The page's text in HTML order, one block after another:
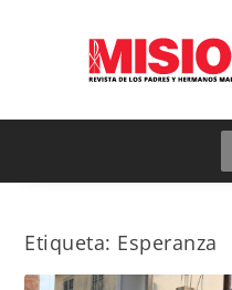
Etiqueta: Esperanza